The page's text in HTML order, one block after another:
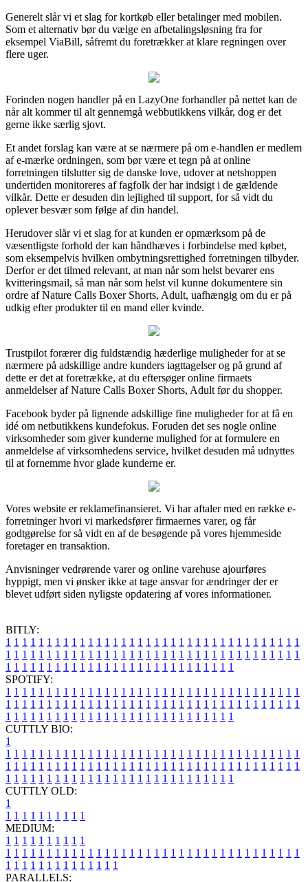
Generelt slår vi et slag for kortkøb eller betalinger med mobilen.
Som et alternativ bør du vælge en afbetalingsløsning fra for
eksempel ViaBill, såfremt du foretrækker at klare regningen over
flere uger.
Forinden nogen handler på en LazyOne forhandler på nettet kan de
når alt kommer til alt gennemgå webbutikkens vilkår, dog er det
gerne ikke særlig sjovt.
Et andet forslag kan være at se nærmere på om e-handlen er medlem
af e-mærke ordningen, som bør være et tegn på at online
forretningen tilslutter sig de danske love, udover at netshoppen
undertiden monitoreres af fagfolk der har indsigt i de gældende
vilkår. Dette er desuden din lejlighed til support, for så vidt du
oplever besvær som følge af din handel.
Herudover slår vi et slag for at kunden er opmærksom på de
væsentligste forhold der kan håndhæves i forbindelse med købet,
som eksempelvis hvilken ombytningsrettighed forretningen tilbyder.
Derfor er det tilmed relevant, at man når som helst bevarer ens
kvitteringsmail, så man når som helst vil kunne dokumentere sin
ordre af Nature Calls Boxer Shorts, Adult, uafhængig om du er på
udkig efter produkter til en mand eller kvinde.
Trustpilot forærer dig fuldstændig hæderlige muligheder for at se
nærmere på adskillige andre kunders iagttagelser og på grund af
dette er det at foretrække, at du eftersøger online firmaets
anmeldelser af Nature Calls Boxer Shorts, Adult før du shopper.
Facebook byder på lignende adskillige fine muligheder for at få en
idé om netbutikkens kundefokus. Foruden det ses nogle online
virksomheder som giver kunderne mulighed for at formulere en
anmeldelse af virksomhedens service, hvilket desuden må udnyttes
til at fornemme hvor glade kunderne er.
Vores website er reklamefinansieret. Vi har aftaler med en række e-
forretninger hvori vi markedsfører firmaernes varer, og får
godtgørelse for så vidt en af de besøgende på vores hjemmeside
foretager en transaktion.
Anvisninger vedrørende varer og online varehuse ajourføres
hyppigt, men vi ønsker ikke at tage ansvar for ændringer der er
blevet udført siden nyligste opdatering af vores informationer.
BITLY:
1 1 1 1 1 1 1 1 1 1 1 1 1 1 1 1 1 1 1 1 1 1 1 1 1 1 1 1 1 1 1 1 1 1 1 1
1 1 1 1 1 1 1 1 1 1 1 1 1 1 1 1 1 1 1 1 1 1 1 1 1 1 1 1 1 1 1 1 1 1 1 1
1 1 1 1 1 1 1 1 1 1 1 1 1 1 1 1 1 1 1 1 1 1 1 1 1 1 1 1
SPOTIFY:
1 1 1 1 1 1 1 1 1 1 1 1 1 1 1 1 1 1 1 1 1 1 1 1 1 1 1 1 1 1 1 1 1 1 1 1
1 1 1 1 1 1 1 1 1 1 1 1 1 1 1 1 1 1 1 1 1 1 1 1 1 1 1 1 1 1 1 1 1 1 1 1
1 1 1 1 1 1 1 1 1 1 1 1 1 1 1 1 1 1 1 1 1 1 1 1 1 1 1 1
CUTTLY BIO:
1
1 1 1 1 1 1 1 1 1 1 1 1 1 1 1 1 1 1 1 1 1 1 1 1 1 1 1 1 1 1 1 1 1 1 1 1
1 1 1 1 1 1 1 1 1 1 1 1 1 1 1 1 1 1 1 1 1 1 1 1 1 1 1 1 1 1 1 1 1 1 1 1
1 1 1 1 1 1 1 1 1 1 1 1 1 1 1 1 1 1 1 1 1 1 1 1 1 1 1 1
CUTTLY OLD:
1
1 1 1 1 1 1 1 1 1 1
MEDIUM:
1 1 1 1 1 1 1 1 1 1
1 1 1 1 1 1 1 1 1 1 1 1 1 1 1 1 1 1 1 1 1 1 1 1 1 1 1 1 1 1 1 1 1 1 1 1
1 1 1 1 1 1 1 1 1 1 1 1 1 1
PARALLELS: